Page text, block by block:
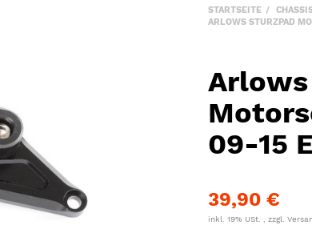
STARTSEITE
ARLOWS STURZPAD
09-15
39,90 €
inkl. 19% USt. , zzgl.